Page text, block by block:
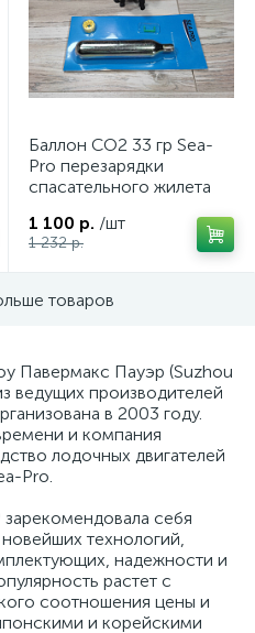
Баллон СО2 33 гр Sea-
Pro перезарядки
спасательного жилета
1 100 р. /шт
1 232 р.
товаров
Павермакс Пауэр (Suzhou
ведущих производителей
в 2003 году.
и компания
лодочных двигателей
Pro.
себя
технологий,
надежности и
растет с
соотношения цены и
и корейскими